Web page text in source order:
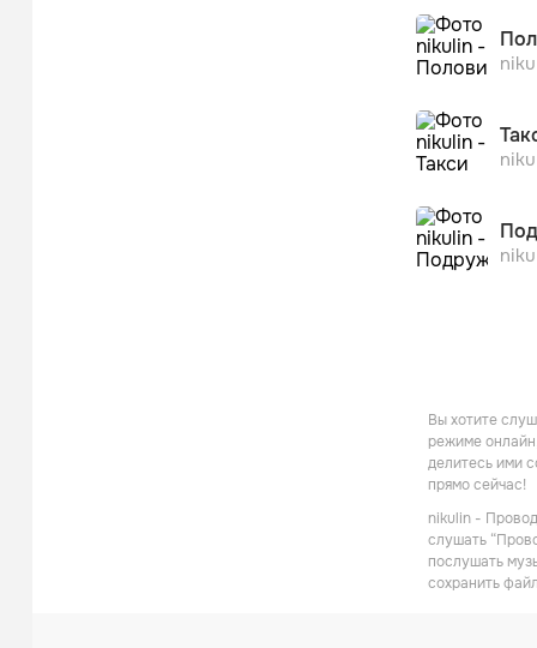
Вы хотите
режиме
делитесь ими
прямо сейчас!
nikulin -
слушать
послушать
сохранить